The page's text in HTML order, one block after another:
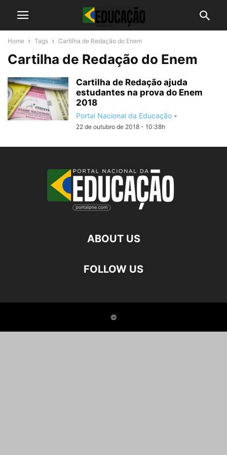
Home Tags Cartilha de Redação do Enem
Cartilha de Redação do Enem
Cartilha de Redação ajuda
estudantes na prova do Enem
2018
Portal Nacional da Educação -
22 de outubro de 2018 - 10:38h
ABOUT US
FOLLOW US
©